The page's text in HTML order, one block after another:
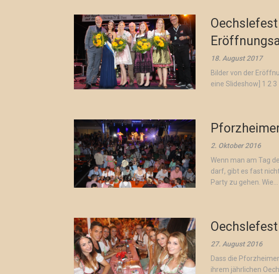
18. August 2017
Bilder von der
eine Slideshow] 1 2 3
2. Oktober 2016
Wenn man am Tag
darf, gibt es fast
Party zu gehen. Wie...
27. August 2016
Dass die
ihrem jährlichen